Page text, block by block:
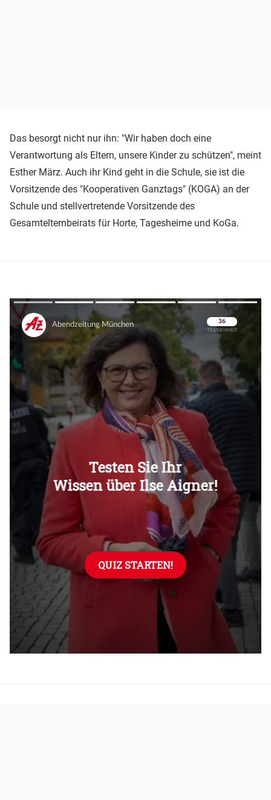
Das besorgt nicht nur ihn: "Wir haben doch eine
Verantwortung als Eltern, unsere Kinder zu schützen", meint
Esther März. Auch ihr Kind geht in die Schule, sie ist die
Vorsitzende des "Kooperativen Ganztags" (KOGA) an der
Schule und stellvertretende Vorsitzende des
Gesamtelternbeirats für Horte, Tagesheime und KoGa.
Überspringen
Überspringen